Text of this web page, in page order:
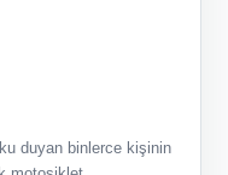
duyan binlerce kişinin